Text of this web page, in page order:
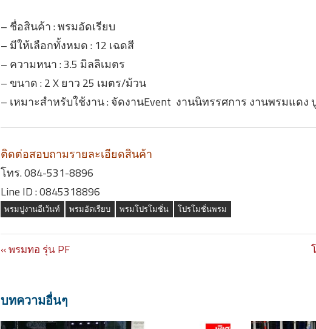
– ชื่อสินค้า :พรมอัดเรียบ
– มีให้เลือกทั้งหมด : 12 เฉดสี
– ความหนา : 3.5 มิลลิเมตร
– ขนาด : 2 X ยาว 25 เมตร/ม้วน
– เหมาะสำหรับใช้งาน : จัดงานEvent งานนิทรรศการ งานพรมแดง
ติดต่อสอบถามรายละเอียดสินค้า
โทร. 084-531-8896
Line ID : 0845318896
พรมปูงานอีเว้นท์ พรมอัดเรียบ พรมโปรโมชั่น โปรโมชั่นพรม
navigation
Previous
พรมทอ รุ่น PF
บทความอื่นๆ